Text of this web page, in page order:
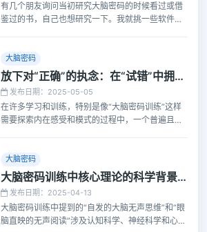
有几个朋友询问当初研究大脑密码的时候看过或借
鉴过的书，自己也想研究一下。我就挑一些软件及
看。
大脑密码
放下对“正确”的执念：在“试错”中拥抱成长的智慧
发布日期：2025-05-05
在许多学习和训练，特别是像“大脑密码训练”这样
需要探索内在感受和模式的过程中，一个普遍且常
开始就完全理解、精准执行，认为只有这样才是最
高效、最正确的路径。然而，这种心态恰恰可能将
我们引入歧途。
大脑密码
大脑密码训练中核心理论的科学背景及出处
发布日期：2025-04-13
大脑密码训练中提到的“自发的大脑无声思维”和“眼
脑直映的无声阅读”涉及认知科学、神经科学和心理